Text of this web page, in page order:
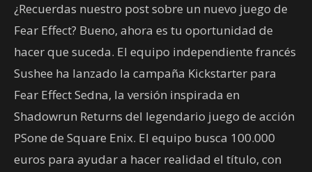
¿Recuerdas nuestro post sobre un nuevo juego de
Fear Effect? Bueno, ahora es tu oportunidad de
hacer que suceda. El equipo independiente francés
Sushee ha lanzado la campaña Kickstarter para
Fear Effect Sedna, la versión inspirada en
Shadowrun Returns del legendario juego de acción
PSone de Square Enix. El equipo busca 100.000
euros para ayudar a hacer realidad el título, con